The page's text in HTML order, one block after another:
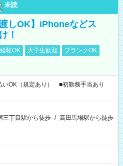
未読
しOK】iPhoneなどス
！
験OK 大学生歓迎
ブランクOK
OK（規定あり） ■初勤務手当あり
三丁目駅から徒歩 / 高田馬場駅から徒歩